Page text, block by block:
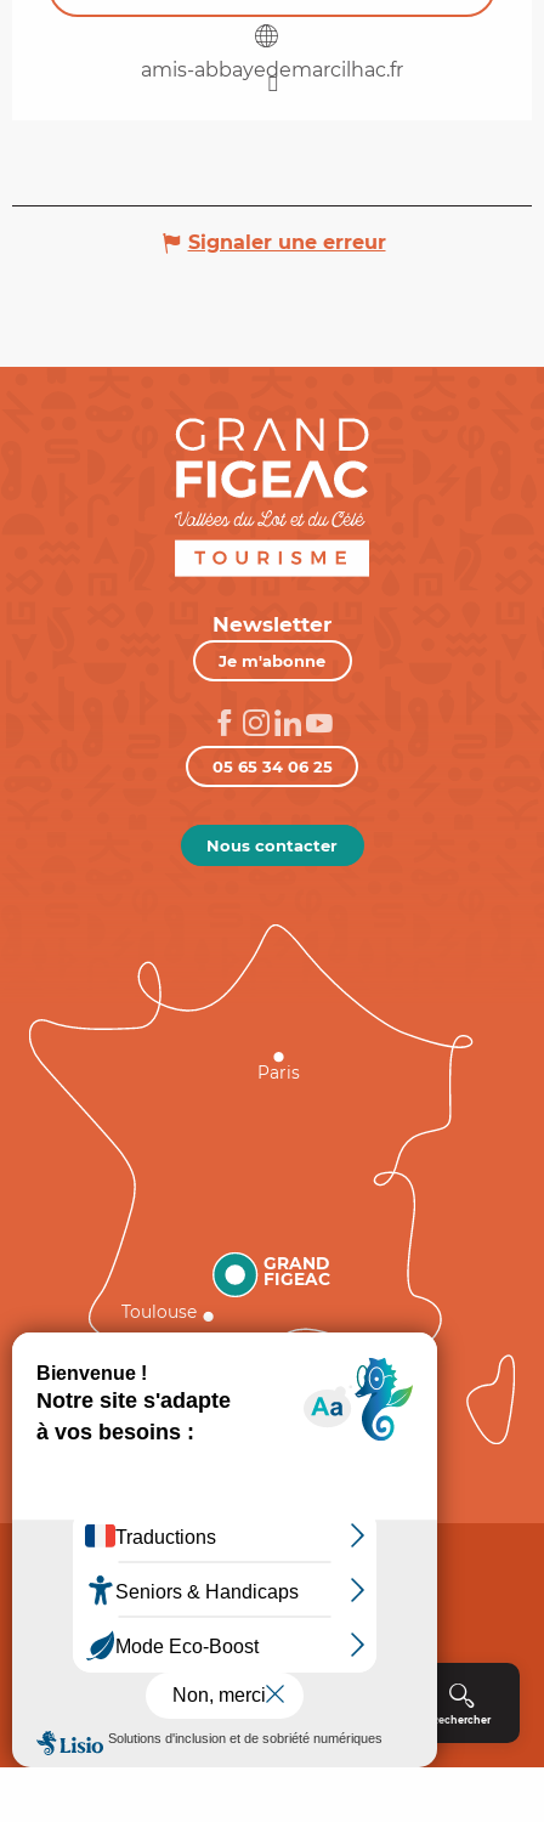
Rechercher
amis-abbayedemarcilhac.fr
Signaler une erreur
Newsletter
Je m'abonne
05 65 34 06 25
Nous contacter
GRAND
FIGEAC
Toulouse
Paris
Politique de Protection des données
Accessibilité : non conforme